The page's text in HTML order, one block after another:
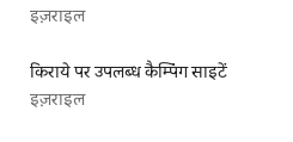
इज़राइल
किराये पर उपलब्ध कैम्पिंग साइटें
इज़राइल